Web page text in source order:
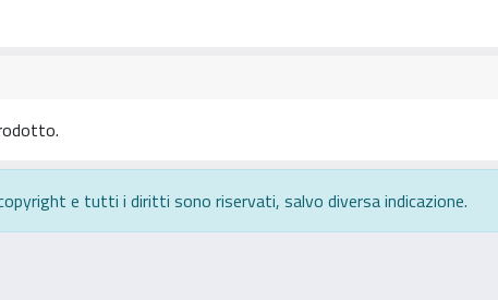
e tutti i diritti sono riservati, salvo diversa indicazione.